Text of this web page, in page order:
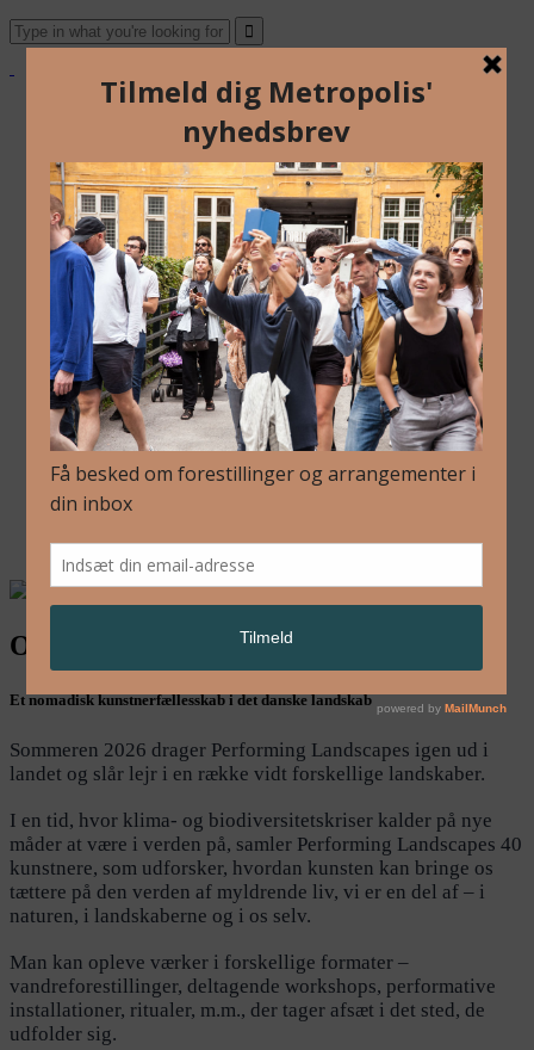
Blog
Arkiv
Nyhedsbrev
Kalender
Kontakt
Dansk
English
Om Os
Blog
Arkiv
Nyhedsbrev
Kalender
Dansk
Om Performing Landscapes 2026
Et nomadisk kunstnerfællesskab i det danske landskab
Sommeren 2026 drager Performing Landscapes igen ud i
landet og slår lejr i en række vidt forskellige landskaber.
I en tid, hvor klima- og biodiversitetskriser kalder på nye
måder at være i verden på, samler Performing Landscapes 40
kunstnere, som udforsker, hvordan kunsten kan bringe os
tættere på den verden af myldrende liv, vi er en del af – i
naturen, i landskaberne og i os selv.
Man kan opleve værker i forskellige formater –
vandreforestillinger, deltagende workshops, performative
installationer, ritualer, m.m., der tager afsæt i det sted, de
udfolder sig.